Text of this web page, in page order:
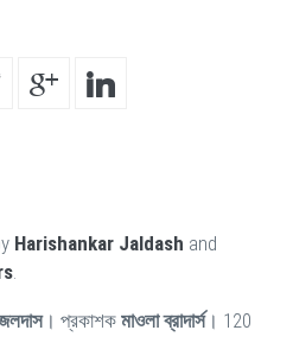
Harishankar Jaldash and
। প্রকাশক মাওলা ব্রাদার্স। 120